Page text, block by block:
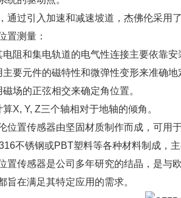
通过引入加速和减速坡道，杰佛伦采用
置测量：
电阻和集电轨道的电气性连接主要依靠安
主要元件的磁特性和微弹性变形来准确地
磁场的正弦相交来确定角位置。
算X, Y, Z三个轴相对于地轴的倾角。
位置传感器由坚固材质制作而成，可用
不锈钢或PBT塑料等各种材料制成，
置传感器是公司多年研究的结晶，是与
旨在满足其特定应用的需求。